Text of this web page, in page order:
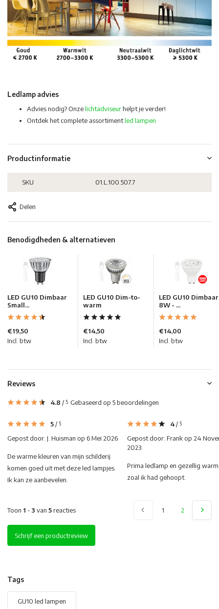
Ledlamp advies
Advies nodig? Onzelichtadviseurhelpt je verder!
Ontdek het complete assortimentled lampen
Productinformatie
SKU 01.L.100.507.7
Delen
Benodigdheden & alternatieven
LED GU10 Dimbaar
Small...
€19,50
Incl. btw
LED GU10 Dim-to-
warm
€14,50
Incl. btw
LED GU10 Dimbaar
8W - ...
€14,00
Incl. btw
Reviews
4.8 / 5 Gebaseerd op 5 beoordelingen
5/ 5
Gepost door: J. Huisman op 6 Mei 2026
De warme kleuren van mijn schilderij
komen goed uit met deze led lampjes.
Ik kan ze aanbevelen.
4/ 5
Gepost door: Frank op 24
2023
Prima ledlamp en gezellig
zoal ik had gehoopt.
Toon 1 - 3 van 5reacties 1 2
Schrijf een productreview
Tags
GU10 led lampen